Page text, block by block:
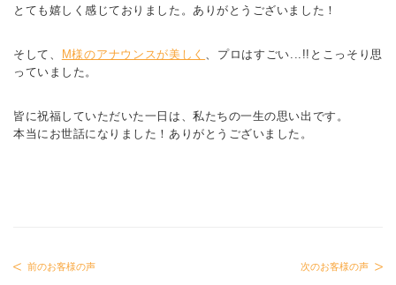
とても嬉しく感じておりました。ありがとうございました！
そして、 M様のアナウンスが美しく 、プロはすごい...!!とこっそり思
っていました。
皆に祝福していただいた一日は、私たちの一生の思い出です。
本当にお世話になりました！ありがとうございました。
前のお客様の声 次のお客様の声